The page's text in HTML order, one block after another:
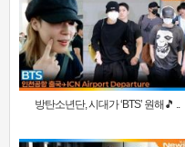
방탄소년단, 시대가 ‘BTS’ 원해🎵 ..